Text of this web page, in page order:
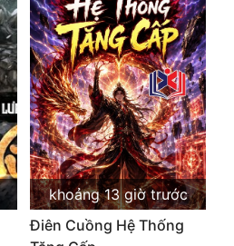
khoảng 13 giờ trước
Điên Cuồng Hệ Thống